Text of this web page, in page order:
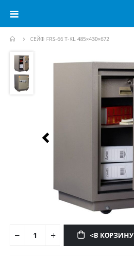
Toggle
СЕЙФ FRS-66 T-KL 485×430×672
Пропустить
перейти
галереям
изображений
<В КОРЗИНУ